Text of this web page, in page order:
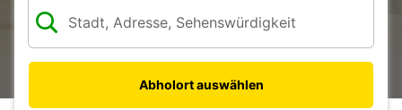
Abholort auswählen